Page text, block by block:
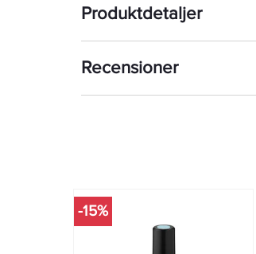
Produktdetaljer
Recensioner
-15%